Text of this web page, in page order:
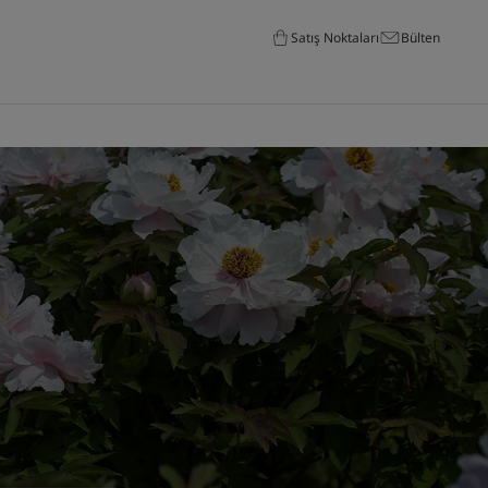
Satış Noktaları Bülten